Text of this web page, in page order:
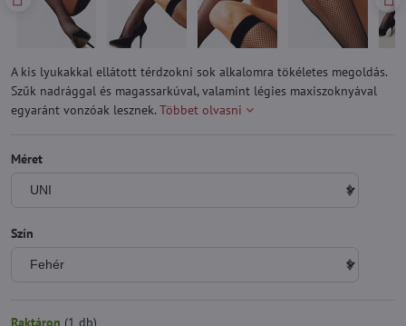
A kis lyukakkal ellátott térdzokni sok alkalomra tökéletes megoldás.
Szűk nadrággal és magassarkúval, valamint légies maxiszoknyával
egyaránt vonzóak lesznek. Többet olvasni
Méret
Szín
Raktáron (1 db)